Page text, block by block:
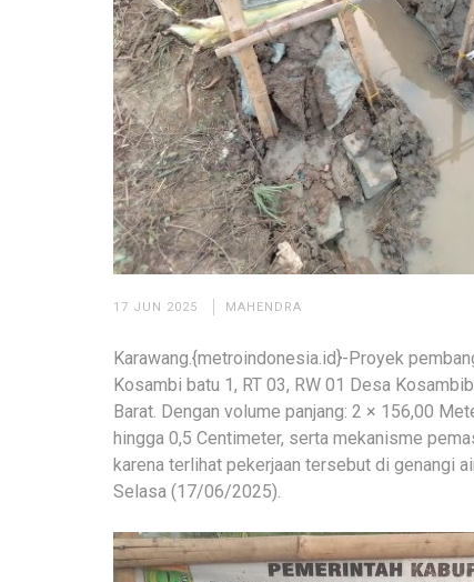
17 JUN 2025 MAHENDRA
Karawang.{metroindonesia.id}-Proyek
Kosambi batu 1, RT 03, RW 01 Desa
Barat. Dengan volume panjang: 2 × 156,00
hingga 0,5 Centimeter, serta mekanisme
karena terlihat pekerjaan tersebut di genangi
Selasa (17/06/2025).